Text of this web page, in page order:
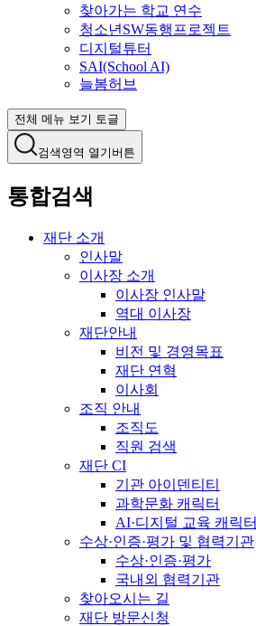
찾아가는 학교 연수
청소년SW동행프로젝트
디지털튜터
SAI(School AI)
늘봄허브
전체 메뉴 보기 토글
검색영역 열기버튼
통합검색
재단 소개
인사말
이사장 소개
이사장 인사말
역대 이사장
재단안내
비전 및 경영목표
재단 연혁
이사회
조직 안내
조직도
직원 검색
재단 CI
기관 아이덴티티
과학문화 캐릭터
AI·디지털 교육 캐릭터
수상·인증·평가 및 협력기관
수상·인증·평가
국내외 협력기관
찾아오시는 길
재단 방문신청